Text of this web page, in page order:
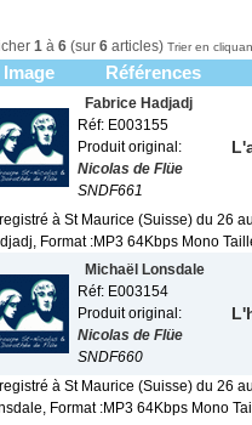
1 à 6 (sur 6 articles) Trier en
Image Références
Fabrice Hadjadj
Réf: E003155
Produit original:
Nicolas de Flüe
SNDF661
à St Maurice (Suisse) du 26
Format :MP3 64Kbps Mono
Michaël Lonsdale
Réf: E003154
Produit original:
Nicolas de Flüe
SNDF660
à St Maurice (Suisse) du 26
Format :MP3 64Kbps Mono